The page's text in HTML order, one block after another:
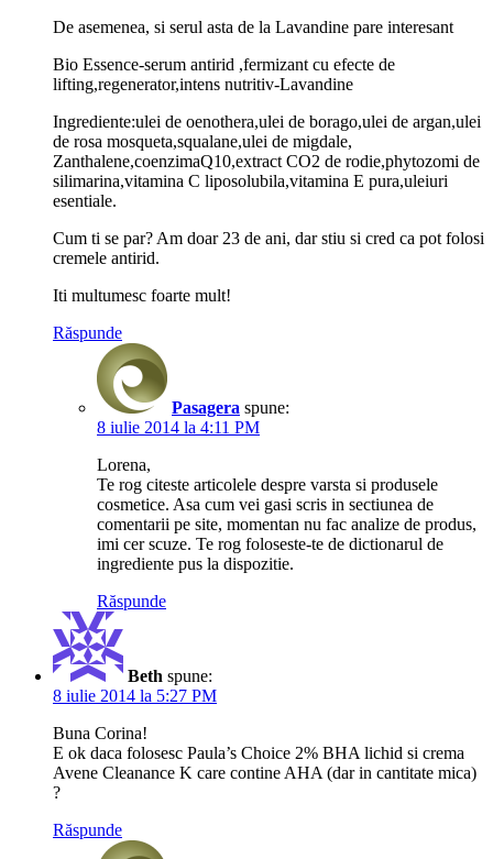
De asemenea, si serul asta de la Lavandine pare interesant
Bio Essence-serum antirid ,fermizant cu efecte de
lifting,regenerator,intens nutritiv-Lavandine
Ingrediente:ulei de oenothera,ulei de borago,ulei de argan,ulei
de rosa mosqueta,squalane,ulei de migdale,
Zanthalene,coenzimaQ10,extract CO2 de rodie,phytozomi de
silimarina,vitamina C liposolubila,vitamina E pura,uleiuri
esentiale.
Cum ti se par? Am doar 23 de ani, dar stiu si cred ca pot folosi
cremele antirid.
Iti multumesc foarte mult!
Răspunde
Pasagera spune:
8 iulie 2014 la 4:11 PM
Lorena,
Te rog citeste articolele despre varsta si produsele
cosmetice. Asa cum vei gasi scris in sectiunea de
comentarii pe site, momentan nu fac analize de produs,
imi cer scuze. Te rog foloseste-te de dictionarul de
ingrediente pus la dispozitie.
Răspunde
Beth spune:
8 iulie 2014 la 5:27 PM
Buna Corina!
E ok daca folosesc Paula’s Choice 2% BHA lichid si crema
Avene Cleanance K care contine AHA (dar in cantitate mica)
?
Răspunde